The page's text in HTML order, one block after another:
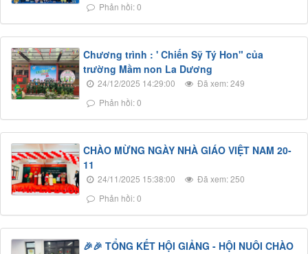
Phản hồi: 0
Chương trình : ' Chiến Sỹ Tý Hon" của
trường Mầm non La Dương
24/12/2025 14:29:00
Đã xem: 249
Phản hồi: 0
CHÀO MỪNG NGÀY NHÀ GIÁO VIỆT NAM 20-
11
24/11/2025 15:38:00
Đã xem: 250
Phản hồi: 0
🎉🎉 TỔNG KẾT HỘI GIẢNG - HỘI NUÔI CHÀO